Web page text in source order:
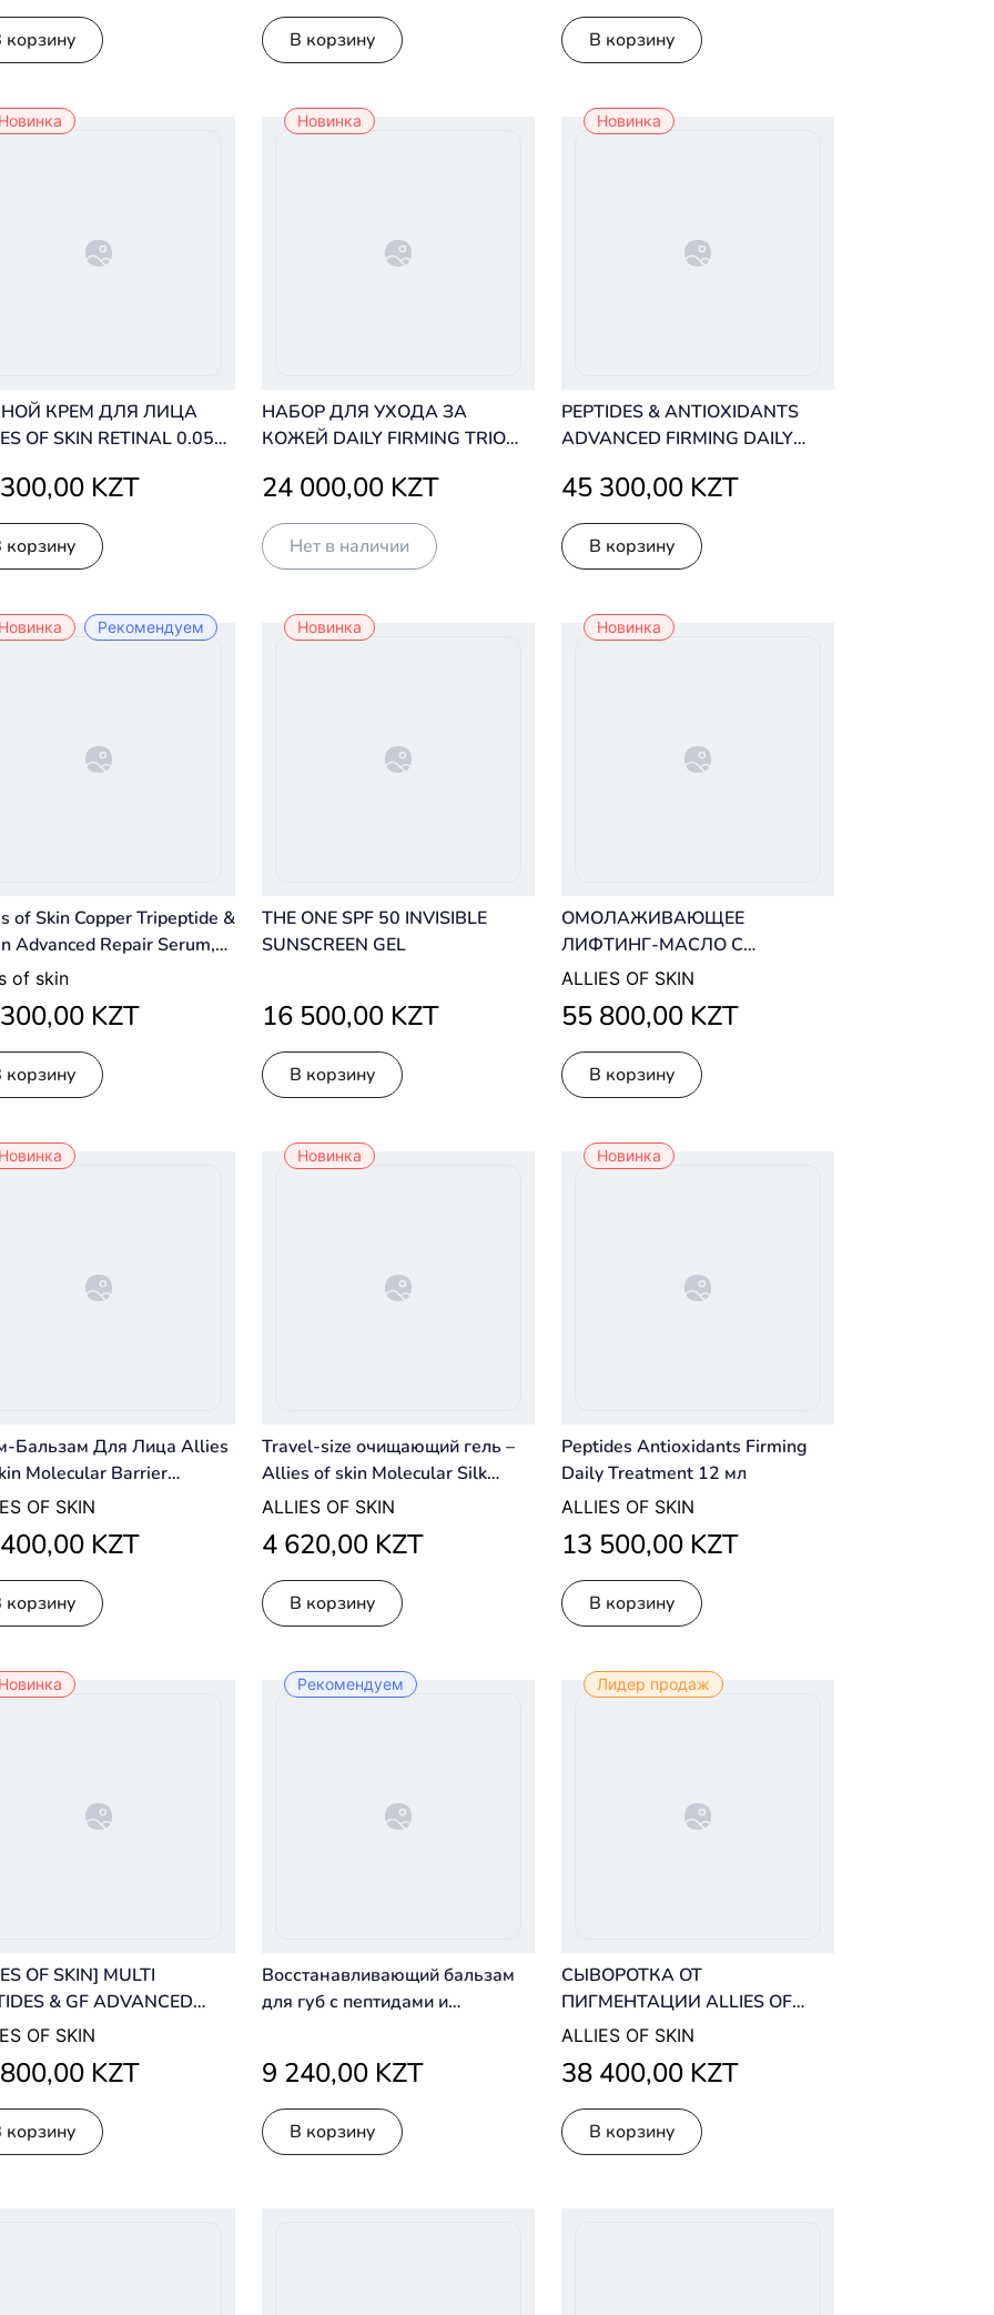
В корзину В корзину В корзину
Новинка
КРЕМ ДЛЯ ЛИЦА
OF SKIN RETINAL 0.05%
CREAM 50 ML
KZT
В корзину
Новинка
НАБОР ДЛЯ УХОДА ЗА
КОЖЕЙ DAILY FIRMING TRIO
24 000,00 KZT
Нет в наличии
Новинка
PEPTIDES & ANTIOXIDANTS
ADVANCED FIRMING DAILY
45 300,00 KZT
В корзину
Новинка Рекомендуем
of Skin Copper Tripeptide &
Advanced Repair Serum,
of skin
KZT
В корзину
Новинка
THE ONE SPF 50 INVISIBLE
SUNSCREEN GEL
16 500,00 KZT
В корзину
Новинка
ОМОЛАЖИВАЮЩЕЕ
ЛИФТИНГ-МАСЛО С
БАКУЧИОЛОМ ALLIES OF SKIN
ALLIES OF SKIN
55 800,00 KZT
В корзину
Новинка
Бальзам Для Лица Allies
Molecular Barrier
Cream Balm 50 Мл
OF SKIN
KZT
В корзину
Новинка
Travel-size очищающий гель –
Allies of skin Molecular Silk
Amino Hydrating Cleanser — 25
ALLIES OF SKIN
4 620,00 KZT
В корзину
Новинка
Peptides Antioxidants Firming
Daily Treatment 12 мл
ALLIES OF SKIN
13 500,00 KZT
В корзину
Новинка
OF SKIN] MULTI
& GF ADVANCED
SERUM 30 ML
С
ПЕПТИДОВ
OF SKIN
KZT
В корзину
Рекомендуем
Восстанавливающий бальзам
для губ с пептидами и
Lipbalm — 4 ml
9 240,00 KZT
В корзину
Лидер продаж
СЫВОРОТКА ОТ
ПИГМЕНТАЦИИ ALLIES OF
SKIN MANDELIC PIGMENTATION
ML
ALLIES OF SKIN
38 400,00 KZT
В корзину